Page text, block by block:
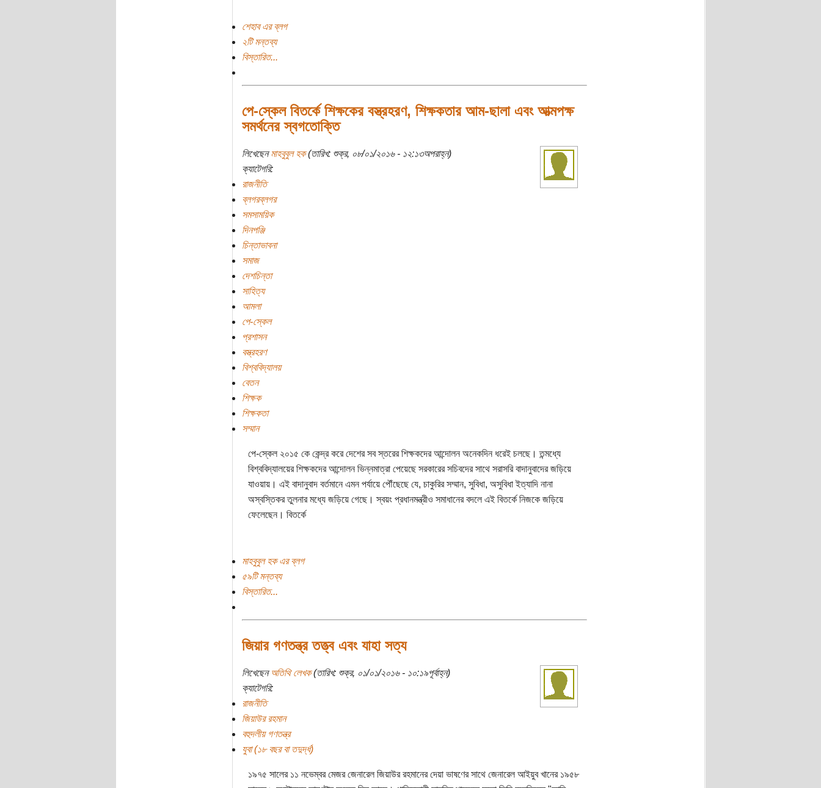
শেহাব এর ব্লগ
২টি মন্তব্য
বিস্তারিত...
পে-স্কেল বিতর্কে শিক্ষকের বস্ত্রহরণ, শিক্ষকতার আম-ছালা এবং আত্মপক্ষ
সমর্থনের স্বগতোক্তি
লিখেছেনমাহবুবুল হক(তারিখ: শুক্র, ০৮/০১/২০১৬ - ১২:১৩অপরাহ্ন)
ক্যাটেগরি:
রাজনীতি
ব্লগরব্লগর
সমসাময়িক
দিনপঞ্জি
চিন্তাভাবনা
সমাজ
দেশচিন্তা
সাহিত্য
আমলা
পে-স্কেল
প্রশাসন
বস্ত্রহরণ
বিশ্ববিদ্যালয়
বেতন
শিক্ষক
শিক্ষকতা
সম্মান
পে-স্কেল ২০১৫ কে কেন্দ্র করে দেশের সব স্তরের শিক্ষকদের আন্দোলন অনেকদিন ধরেই চলছে। তন্মধ্যে
বিশ্ববিদ্যালয়ের শিক্ষকদের আন্দোলন ভিন্নমাত্রা পেয়েছে সরকারের সচিবদের সাথে সরাসরি বাদানুবাদের জড়িয়ে
যাওয়ায়। এই বাদানুবাদ বর্তমানে এমন পর্যায়ে পৌঁছেছে যে, চাকুরির সম্মান, সুবিধা, অসুবিধা ইত্যাদি নানা
অস্বস্তিকর তুলনার মধ্যে জড়িয়ে গেছে। স্বয়ং প্রধানমন্ত্রীও সমাধানের বদলে এই বিতর্কে নিজকে জড়িয়ে
ফেলেছেন। বিতর্কে
মাহবুবুল হক এর ব্লগ
৫৯টি মন্তব্য
বিস্তারিত...
জিয়ার গণতন্ত্র তত্ত্ব এবং যাহা সত্য
লিখেছেনঅতিথি লেখক(তারিখ: শুক্র, ০১/০১/২০১৬ - ১০:১৯পূর্বাহ্ন)
ক্যাটেগরি:
রাজনীতি
জিয়াউর রহমান
বহুদলীয় গণতন্ত্র
যুবা (১৮ বছর বা তদুর্দ্ধ)
১৯৭৫ সালের ১১ নভেম্বর মেজর জেনারেল জিয়াউর রহমানের দেয়া ভাষণের সাথে জেনারেল আইয়ুব খানের ১৯৫৮